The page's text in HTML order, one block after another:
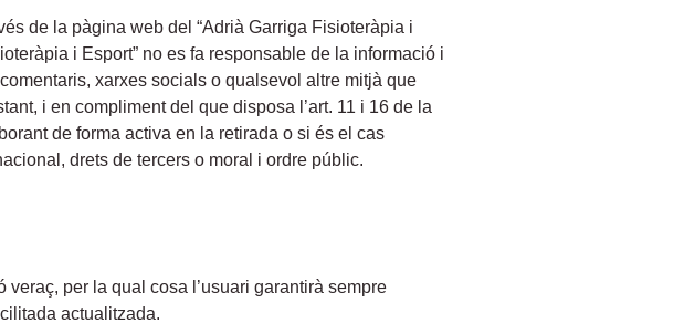
de la pàgina web del “Adrià Garriga Fisioteràpia i
i Esport” no es fa responsable de la informació i
xarxes socials o qualsevol altre mitjà que
i en compliment del que disposa l’art. 11 i 16 de la
de forma activa en la retirada o si és el cas
drets de tercers o moral i ordre públic.
veraç, per la qual cosa l’usuari garantirà sempre
actualitzada.